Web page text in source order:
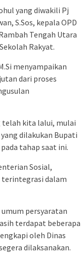
yang diwakili Pj
S.Sos, kepala OPD
Tengah Utara
Rakyat.
menyampaikan
dari proses
telah kita lalui, mulai
dilakukan Bupati
tahap saat ini.
Sosial,
terintegrasi dalam
umum persyaratan
terdapat beberapa
oleh Dinas
dilaksanakan.